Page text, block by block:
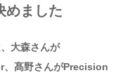
めました
大森さんが
髙野さんがPrecision